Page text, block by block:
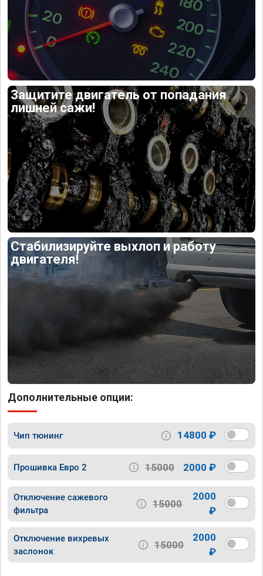
Защитите двигатель от попадания
лишней сажи!
Стабилизируйте выхлоп и работу
двигателя!
Дополнительные опции:
Чип тюнинг 14800 ₽
Прошивка Евро 2 15000 2000 ₽
Отключение сажевого
фильтра
15000
2000
₽
Отключение вихревых
заслонок
15000
2000
₽